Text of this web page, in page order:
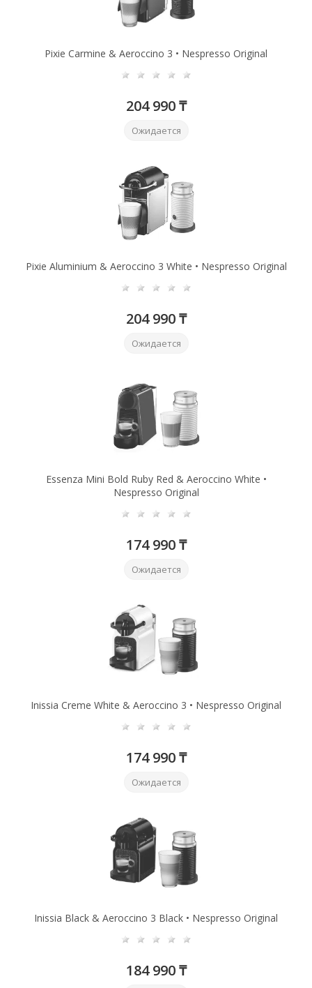
Pixie Сarmine & Aeroccino 3 • Nespresso Original
204 990 ₸
Ожидается
Pixie Aluminium & Aeroccino 3 White • Nespresso Original
204 990 ₸
Ожидается
Essenza Mini Bold Ruby Red & Aeroccino White •
Nespresso Original
174 990 ₸
Ожидается
Inissia Creme White & Aeroccino 3 • Nespresso Original
174 990 ₸
Ожидается
Inissia Black & Aeroccino 3 Black • Nespresso Original
184 990 ₸